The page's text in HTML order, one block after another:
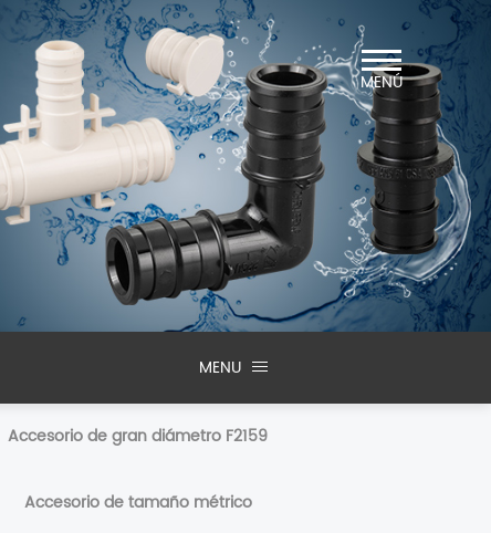
MENÚ
MENU
Accesorio de gran diámetro F2159
Accesorio de tamaño métrico